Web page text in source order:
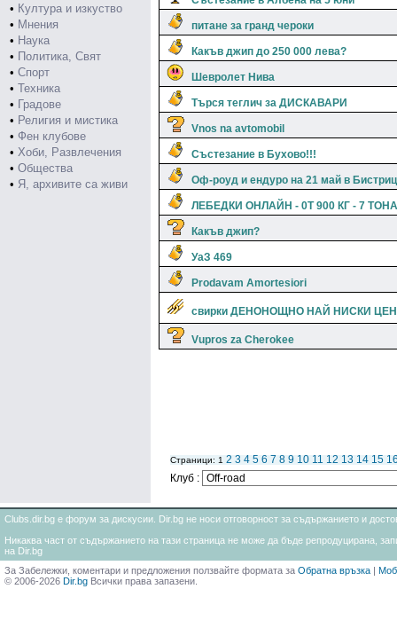
• Култура и изкуство
• Мнения
• Наука
• Политика, Свят
• Спорт
• Техника
• Градове
• Религия и мистика
• Фен клубове
• Хоби, Развлечения
• Общества
• Я, архивите са живи
питане за гранд чероки
Какъв джип до 250 000 лева?
Шевролет Нива
Търся теглич за ДИСКАВАРИ
Vnos na avtomobil
Състезание в Бухово!!!
Оф-роуд и ендуро на 21 май в
ЛЕБЕДКИ ОНЛАЙН - 0Т 900 КГ - 7 ТОНА
Какъв джип?
УаЗ 469
Prodavam Amortesiori
свирки ДЕНОНОЩНО НАЙ НИСКИ
Vupros za Cherokee
Страници: 1 2 3 4 5 6 7 8 9 10 11 12 13 14 15
Клуб :
Clubs.dir.bg е форум за дискусии. Dir.bg не носи отговорност за съдържанието и
Никаква част от съдържанието на тази страница не може да бъде репродуцирана,
на Dir.bg
За Забележки, коментари и предложения ползвайте формата за Обратна връзка |
© 2006-2026 Dir.bg Всички права запазени.